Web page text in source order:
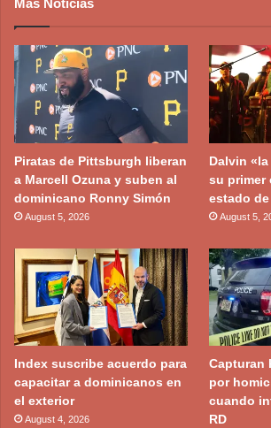
Más Noticias
Piratas de Pittsburgh liberan
a Marcell Ozuna y suben al
dominicano Ronny Simón
August 5, 2026
Dalvin
su primer
estado
August 5,
Index suscribe acuerdo para
capacitar a dominicanos en
el exterior
August 4, 2026
Capturan
por
cuando
RD